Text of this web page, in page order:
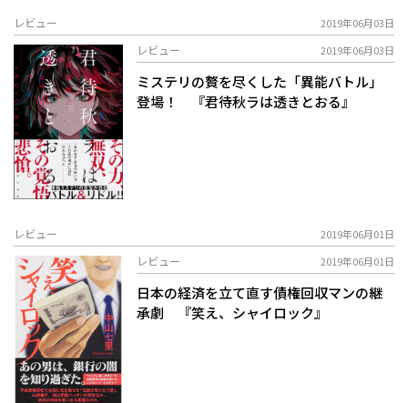
レビュー 2019年06月03日
レビュー 2019年06月03日
ミステリの贅を尽くした「異能バトル」
登場！ 『君待秋ラは透きとおる』
レビュー 2019年06月01日
レビュー 2019年06月01日
日本の経済を立て直す債権回収マンの継
承劇 『笑え、シャイロック』